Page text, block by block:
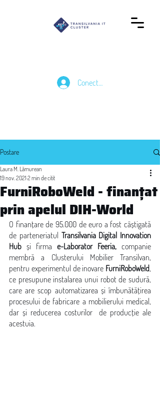
Conectează-te
Postare
FurniRoboWeld - finanțat
prin apelul DIH-World
Laura M. Lămurean
19 nov. 2021 2 min de citit
O finanțare de 95.000 de euro a fost câștigată
de parteneriatul Transilvania Digital Innovation
Hub și firma e-Laborator Feeria, companie
membră a Clusterului Mobilier Transilvan,
pentru experimentul de inovare FurniRoboWeld,
ce presupune instalarea unui robot de sudură,
care are scop automatizarea și îmbunătățirea
procesului de fabricare a mobilierului medical,
dar și reducerea costurilor  de producție ale
acestuia.